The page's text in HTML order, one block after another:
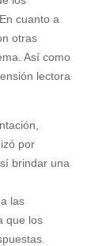
cuanto a
otras
Así como
lectora
por
brindar una
las
que los